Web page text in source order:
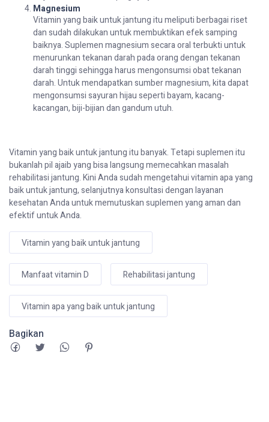
Magnesium
Vitamin yangbaikuntukjantungitumeliputiberbagairiset
dansudahdilakukanuntukmembuktikanefeksamping
baiknya.Suplemenmagnesiumsecaraoralterbuktiuntuk
menurunkantekanandarahpada orangdengantekanan
darahtinggisehinggaharusmengonsumsiobattekanan
darah.Untukmendapatkansumbermagnesium,kitadapat
mengonsumsisayuranhijausepertibayam,kacang-
kacangan,biji-bijiandangandumutuh.
Vitamin yangbaikuntukjantungitubanyak.Tetapisuplemenitu
bukanlahpilajaibyangbisalangsungmemecahkanmasalah
rehabilitasijantung. KiniAndasudahmengetahuivitaminapayang
baikuntukjantung,selanjutnyakonsultasidenganlayanan
kesehatanAndauntukmemutuskansuplemenyangamandan
efektifuntukAnda.
Vitamin yang baik untuk jantung
Manfaat vitamin D Rehabilitasi jantung
Vitamin apa yang baik untuk jantung
Bagikan